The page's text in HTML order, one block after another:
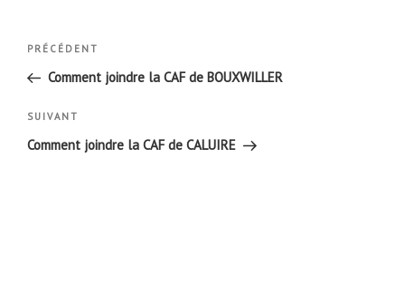
Navigation
l’article
Article
précédent
PRÉCÉDENT
Comment joindre la CAF de BOUXWILLER
Article
suivant
SUIVANT
Comment joindre la CAF de CALUIRE